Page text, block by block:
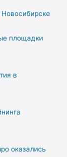
площадки
в
оказались